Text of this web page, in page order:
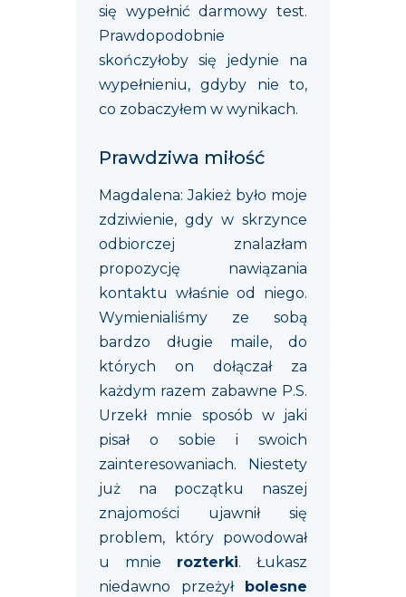
się wypełnić darmowy test.
Prawdopodobnie
skończyłoby się jedynie na
wypełnieniu, gdyby nie to,
co zobaczyłem w wynikach.
Prawdziwa miłość
Magdalena: Jakież było moje
zdziwienie, gdy w skrzynce
odbiorczej znalazłam
propozycję nawiązania
kontaktu właśnie od niego.
Wymienialiśmy ze sobą
bardzo długie maile, do
których on dołączał za
każdym razem zabawne P.S.
Urzekł mnie sposób w jaki
pisał o sobie i swoich
zainteresowaniach. Niestety
już na początku naszej
znajomości ujawnił się
problem, który powodował
u mnie rozterki. Łukasz
niedawno przeżył
bolesne